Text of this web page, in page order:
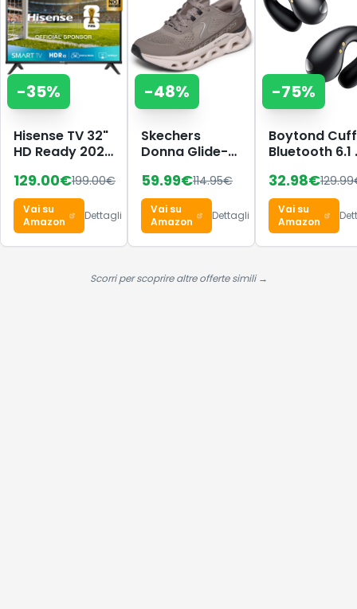
-35%
Hisense TV 32"
HD Ready 2025
Smart TV
VIDAA U8,
Airplay2, Game
Mode, Works
with Alexa,
T2/S2 HEVC 10,
129.00€199.00€
Vai su
Amazon
Dettagli
-48%
Skechers
Donna Glide-
In ALLENATRICE,
Dark Taupe
Synthetic/Mesh/Trim,
38.5 EU
59.99€114.95€
Vai su
Amazon
Dettagli
-75%
Boytond
Bluetooth 6.1
Wireless
Auricolari
Orecchio
Elegante
Auricolari ad
32.98€129.99
Vai su
Amazon
Scorri per scoprire altre offerte simili →